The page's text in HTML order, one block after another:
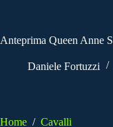
Anteprima Queen Anne
Daniele Fortuzzi
Home / Cavalli